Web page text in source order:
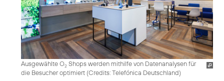
Ausgewählte O2 Shops werden mithilfe von Datenanalysen für
die Besucher optimiert (Credits: Telefónica Deutschland)